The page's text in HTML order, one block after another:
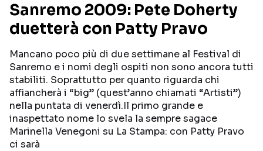
RECENSIONI MUSICALI
INTERVISTE
GOSSIP E CURIOSITÀ
TESTI CANZONI
TOUR ED EVENTI
TALENT SHOW
Seguici sui social
Sanremo 2009: Pete Doherty
duetterà con Patty Pravo
Mancano poco più di due settimane al Festival di
Sanremo e i nomi degli ospiti non sono ancora tutti
stabiliti. Soprattutto per quanto riguarda chi
affiancherà i “big” (quest’anno chiamati “Artisti”)
nella puntata di venerdì.Il primo grande e
inaspettato nome lo svela la sempre sagace
Marinella Venegoni su La Stampa: con Patty Pravo
ci sarà